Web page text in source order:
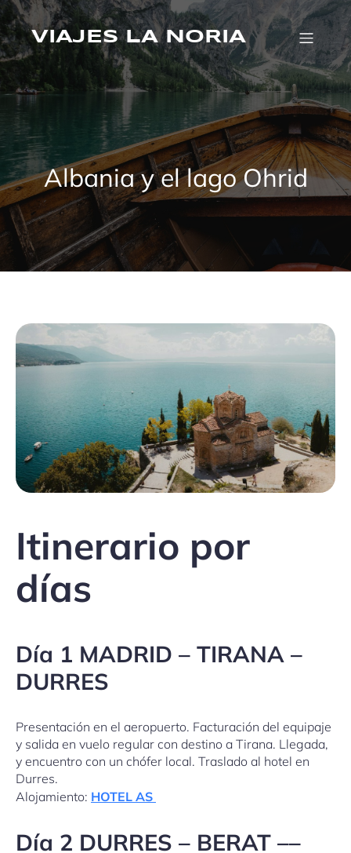
Saltar
al
contenidoVIAJES LA NORIA
Albania y el lago Ohrid
Itinerario por
días
Día 1 MADRID – TIRANA –
DURRES
Presentación en el aeropuerto. Facturación del equipaje
y salida en vuelo regular con destino a Tirana. Llegada,
y encuentro con un chófer local. Traslado al hotel en
Durres.
Alojamiento: HOTEL AS
Día 2 DURRES – BERAT ––